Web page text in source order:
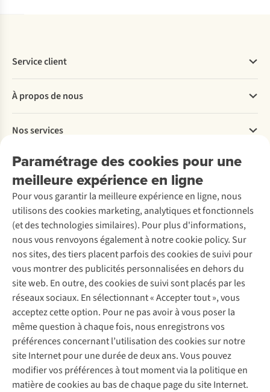
Paramétrage des cookies pour une
meilleure expérience en ligne
Pour vous garantir la meilleure expérience en ligne, nous
utilisons des cookies marketing, analytiques et fonctionnels
(et des technologies similaires). Pour plus d'informations,
nous vous renvoyons également à notre cookie policy. Sur
nos sites, des tiers placent parfois des cookies de suivi pour
vous montrer des publicités personnalisées en dehors du
site web. En outre, des cookies de suivi sont placés par les
réseaux sociaux. En sélectionnant « Accepter tout », vous
acceptez cette option. Pour ne pas avoir à vous poser la
même question à chaque fois, nous enregistrons vos
préférences concernant l’utilisation des cookies sur notre
site Internet pour une durée de deux ans. Vous pouvez
modifier vos préférences à tout moment via la politique en
matière de cookies au bas de chaque page du site Internet.
Service client
Commander
Payer
Livraison
Rétractation d'une commande
Entretien & réparations
Garantie
Contactez-nous
À propos de nous
Explore More
À propos d’Ayacucho
Nos magasins
À propos d’A.S.Adventure
Déclaration d'accessibilité
Nos services
Location / Location sports d’hiver
Entretien de ski
Service de lavage
Entretien de chaussures
Réparation de chaussures
Réparation de vêtements
Retouches
Pour les entreprises
Découvrez
A.S.Magazine
Explore Camp
Gear Check
Expertise & conseils
Abonnez-vous à la newsletter
Suivez-nous
Mentions légales
Politique de confidentialité
Conditions générales
Cookie Policy